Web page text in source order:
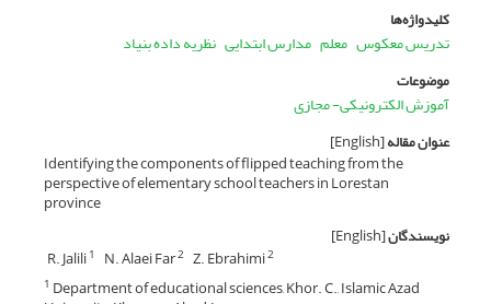
کلیدواژه‌ها
تدریس معکوس معلم مدارس ابتدایی نظریه داده بنیاد
موضوعات
آموزش الکترونیکی- مجازی
عنوان مقاله[English]
Identifying the components of flipped teaching from the
perspective of elementary school teachers in Lorestan
province
نویسندگان[English]
R. Jalili1 N. Alaei Far2 Z. Ebrahimi2
1 Department of educational sciences, Khor. C., Islamic Azad